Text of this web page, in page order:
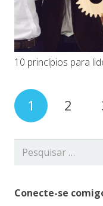
10 princípios para
1 2
Pesquisar
Conecte-se